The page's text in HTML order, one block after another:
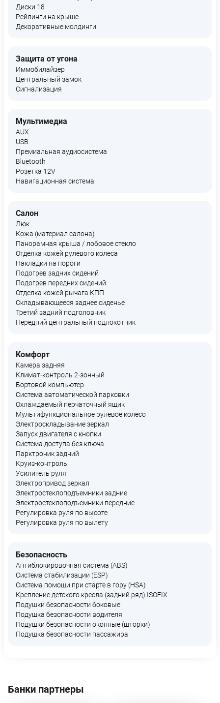
Диски 18
Рейлинги на крыше
Декоративные молдинги
Защита от угона
Иммобилайзер
Центральный замок
Сигнализация
Мультимедиа
AUX
USB
Премиальная аудиосистема
Bluetooth
Розетка 12V
Навигационная система
Салон
Люк
Кожа (материал салона)
Панорамная крыша / лобовое стекло
Отделка кожей рулевого колеса
Накладки на пороги
Подогрев задних сидений
Подогрев передних сидений
Отделка кожей рычага КПП
Складывающееся заднее сиденье
Третий задний подголовник
Передний центральный подлокотник
Комфорт
Камера задняя
Климат-контроль 2-зонный
Бортовой компьютер
Система автоматической парковки
Охлаждаемый перчаточный ящик
Мультифункциональное рулевое колесо
Электроскладывание зеркал
Запуск двигателя с кнопки
Система доступа без ключа
Парктроник задний
Круиз-контроль
Усилитель руля
Электропривод зеркал
Электростеклоподъемники задние
Электростеклоподъемники передние
Регулировка руля по высоте
Регулировка руля по вылету
Безопасность
Антиблокировочная система (ABS)
Система стабилизации (ESP)
Система помощи при старте в гору (HSA)
Крепление детского кресла (задний ряд) ISOFIX
Подушки безопасности боковые
Подушка безопасности водителя
Подушки безопасности оконные (шторки)
Подушка безопасности пассажира
Банки партнеры